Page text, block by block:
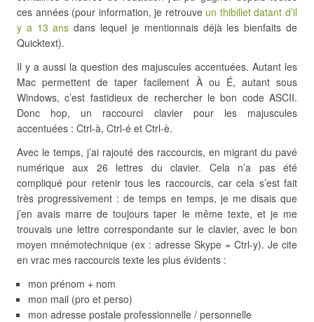
ces années (pour information, je retrouve un thibillet datant d’il
y a 13 ans dans lequel je mentionnais déjà les bienfaits de
Quicktext).
Il y a aussi la question des majuscules accentuées. Autant les
Mac permettent de taper facilement À ou É, autant sous
Windows, c’est fastidieux de rechercher le bon code ASCII.
Donc hop, un raccourci clavier pour les majuscules
accentuées : Ctrl-à, Ctrl-é et Ctrl-è.
Avec le temps, j’ai rajouté des raccourcis, en migrant du pavé
numérique aux 26 lettres du clavier. Cela n’a pas été
compliqué pour retenir tous les raccourcis, car cela s’est fait
très progressivement : de temps en temps, je me disais que
j’en avais marre de toujours taper le même texte, et je me
trouvais une lettre correspondante sur le clavier, avec le bon
moyen mnémotechnique (ex : adresse Skype = Ctrl-y). Je cite
en vrac mes raccourcis texte les plus évidents :
mon prénom + nom
mon mail (pro et perso)
mon adresse postale professionnelle / personnelle